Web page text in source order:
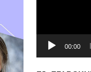
00:00